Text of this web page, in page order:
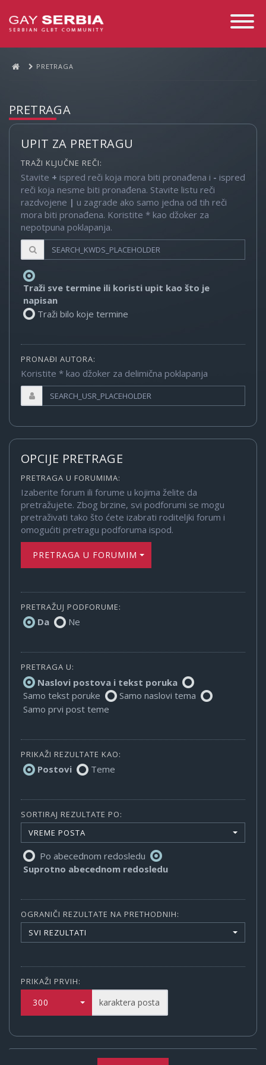
Toggle
PRETRAGA
PRETRAGA
UPIT ZA PRETRAGU
TRAŽI KLJUČNE REČI:
Stavite + ispred reči koja mora biti pronađena i - ispred
reči koja nesme biti pronađena. Stavite listu reči
razdvojene | u zagrade ako samo jedna od tih reči
mora biti pronađena. Koristite * kao džoker za
nepotpuna poklapanja.
Traži sve termine ili koristi upit kao što je
napisan
Traži bilo koje termine
PRONAĐI AUTORA:
Koristite * kao džoker za delimična poklapanja
OPCIJE PRETRAGE
PRETRAGA U FORUMIMA:
Izaberite forum ili forume u kojima želite da
pretražujete. Zbog brzine, svi podforumi se mogu
pretraživati tako što ćete izabrati roditeljki forum i
omogućiti pretragu podforuma ispod.
PRETRAGA U FORUMIMA
PRETRAŽUJ PODFORUME:
Da Ne
PRETRAGA U:
Naslovi postova i tekst poruka
Samo tekst poruke
Samo naslovi tema
Samo prvi post teme
PRIKAŽI REZULTATE KAO:
Postovi Teme
SORTIRAJ REZULTATE PO:
VREME POSTA
Po abecednom redosledu
Suprotno abecednom redosledu
OGRANIČI REZULTATE NA PRETHODNIH:
SVI REZULTATI
PRIKAŽI PRVIH:
300 karaktera posta